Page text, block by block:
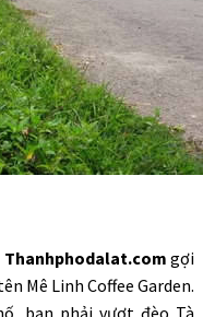
Thanhphodalat.com gợi
Mê Linh Coffee Garden.